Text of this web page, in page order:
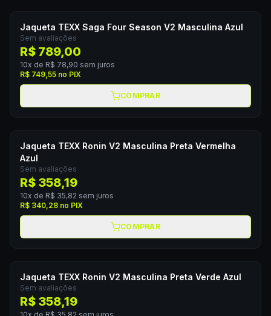
Jaqueta TEXX Saga Four Season V2 Masculina Azul
Sem avaliações
R$ 789,00
10x de R$ 78,90 sem juros
R$ 749,55 no PIX
COMPRAR
Jaqueta TEXX Ronin V2 Masculina Preta Vermelha
Azul
Sem avaliações
R$ 358,19
10x de R$ 35,82 sem juros
R$ 340,28 no PIX
COMPRAR
Jaqueta TEXX Ronin V2 Masculina Preta Verde Azul
Sem avaliações
R$ 358,19